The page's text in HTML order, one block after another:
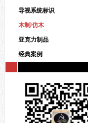
导视系统标识
木制/仿木
亚克力制品
经典案例